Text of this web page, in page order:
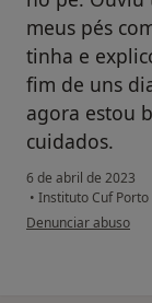
meus pés
tinha e
fim de uns
agora estou
cuidados.
6 de abril de 2023
• Instituto Cuf Porto
na opinião do
Denunciar abuso